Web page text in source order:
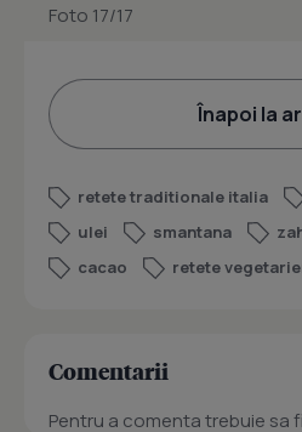
Foto 17/17
Înapoi la
retete traditionale italia
ulei
smantana
cacao
retete
Comentarii
Pentru a comenta trebuie sa